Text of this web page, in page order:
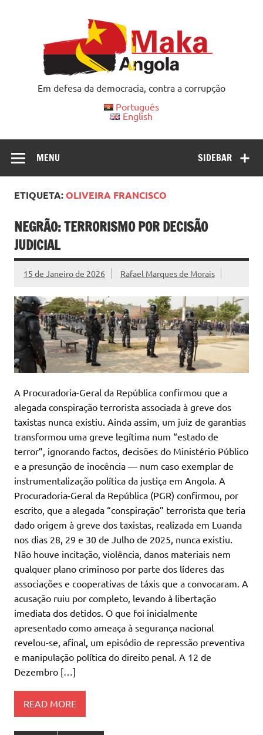
Em defesa da democracia, contra a corrupção
Português
English
SIDEBAR
MENU
ETIQUETA:OLIVEIRA FRANCISCO
NEGRÃO: TERRORISMO POR DECISÃO
JUDICIAL
15 de Janeiro de 2026 Rafael Marques de Morais
A Procuradoria-Geral da República confirmou que a
alegada conspiração terrorista associada à greve dos
taxistas nunca existiu. Ainda assim, um juiz de garantias
transformou uma greve legítima num “estado de
terror”, ignorando factos, decisões do Ministério Público
e a presunção de inocência — num caso exemplar de
instrumentalização política da justiça em Angola. A
Procuradoria-Geral da República (PGR) confirmou, por
escrito, que a alegada “conspiração” terrorista que teria
dado origem à greve dos taxistas, realizada em Luanda
nos dias 28, 29 e 30 de Julho de 2025, nunca existiu.
Não houve incitação, violência, danos materiais nem
qualquer plano criminoso por parte dos líderes das
associações e cooperativas de táxis que a convocaram. A
acusação ruiu por completo, levando à libertação
imediata dos detidos. O que foi inicialmente
apresentado como ameaça à segurança nacional
revelou-se, afinal, um episódio de repressão preventiva
e manipulação política do direito penal. A 12 de
Dezembro […]
READ MORE